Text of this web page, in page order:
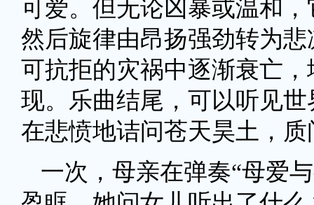
可爱。但无论凶暴或温和
然后旋律由昂扬强劲转为
可抗拒的灾祸中逐渐衰亡
现。乐曲结尾，可以听见
在悲愤地诘问苍天昊土，
一次，母亲在弹奏“母爱